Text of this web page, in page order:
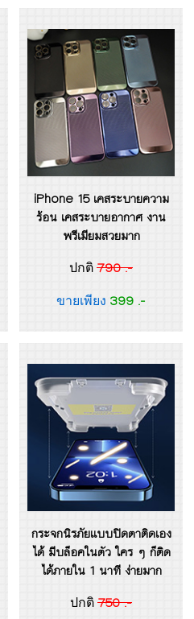
iPhone 15 เคสระบายความ
ร้อน เคสระบายอากาศ งาน
พรีเมียมสวยมาก
ปกติ 790 .-
ขายเพียง 399 .-
กระจกนิรภัยแบบปิดตาติดเอง
ได้ มีบล็อคในตัว ใคร ๆ ก็ติด
ได้ภายใน 1 นาที ง่ายมาก
ปกติ 750 .-